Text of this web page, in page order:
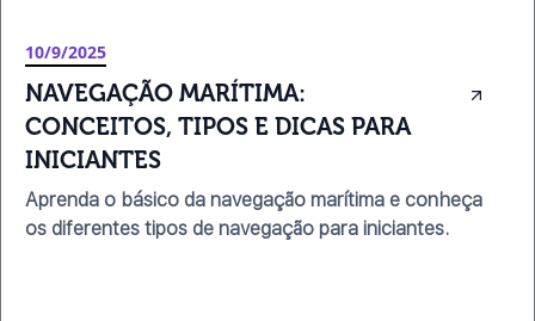
10/9/2025
NAVEGAÇÃO MARÍTIMA:
CONCEITOS, TIPOS E DICAS PARA
INICIANTES
Aprenda o básico da navegação marítima e conheça
os diferentes tipos de navegação para iniciantes.